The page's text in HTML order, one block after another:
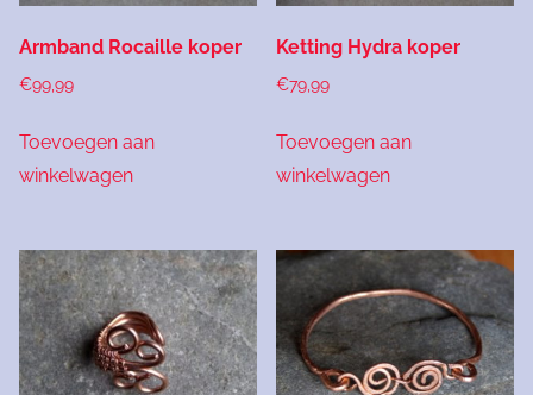
Armband Rocaille koper
€99,99
Toevoegen aan
winkelwagen
Ketting Hydra koper
€79,99
Toevoegen aan
winkelwagen